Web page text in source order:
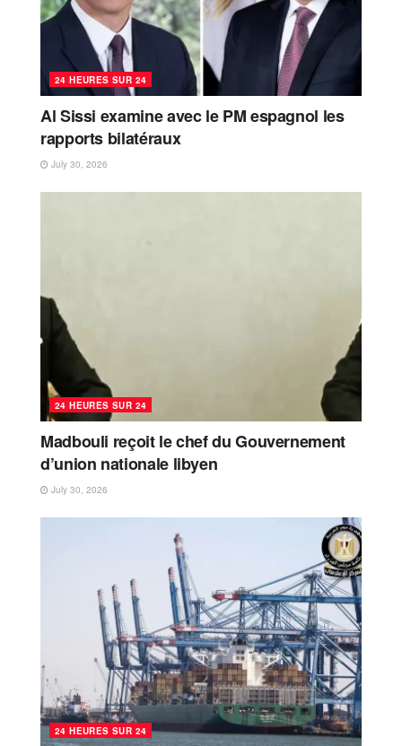
24 HEURES SUR 24
Al Sissi examine avec le PM espagnol les
rapports bilatéraux
July 30, 2026
24 HEURES SUR 24
Madbouli reçoit le chef du Gouvernement
d’union nationale libyen
July 30, 2026
24 HEURES SUR 24